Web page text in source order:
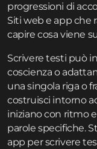
progressioni di
Siti web e app che
capire cosa viene
Scrivere testi può
coscienza o
una singola riga o
costruisci intorno
iniziano con ritmo
parole specifiche.
app per scrivere